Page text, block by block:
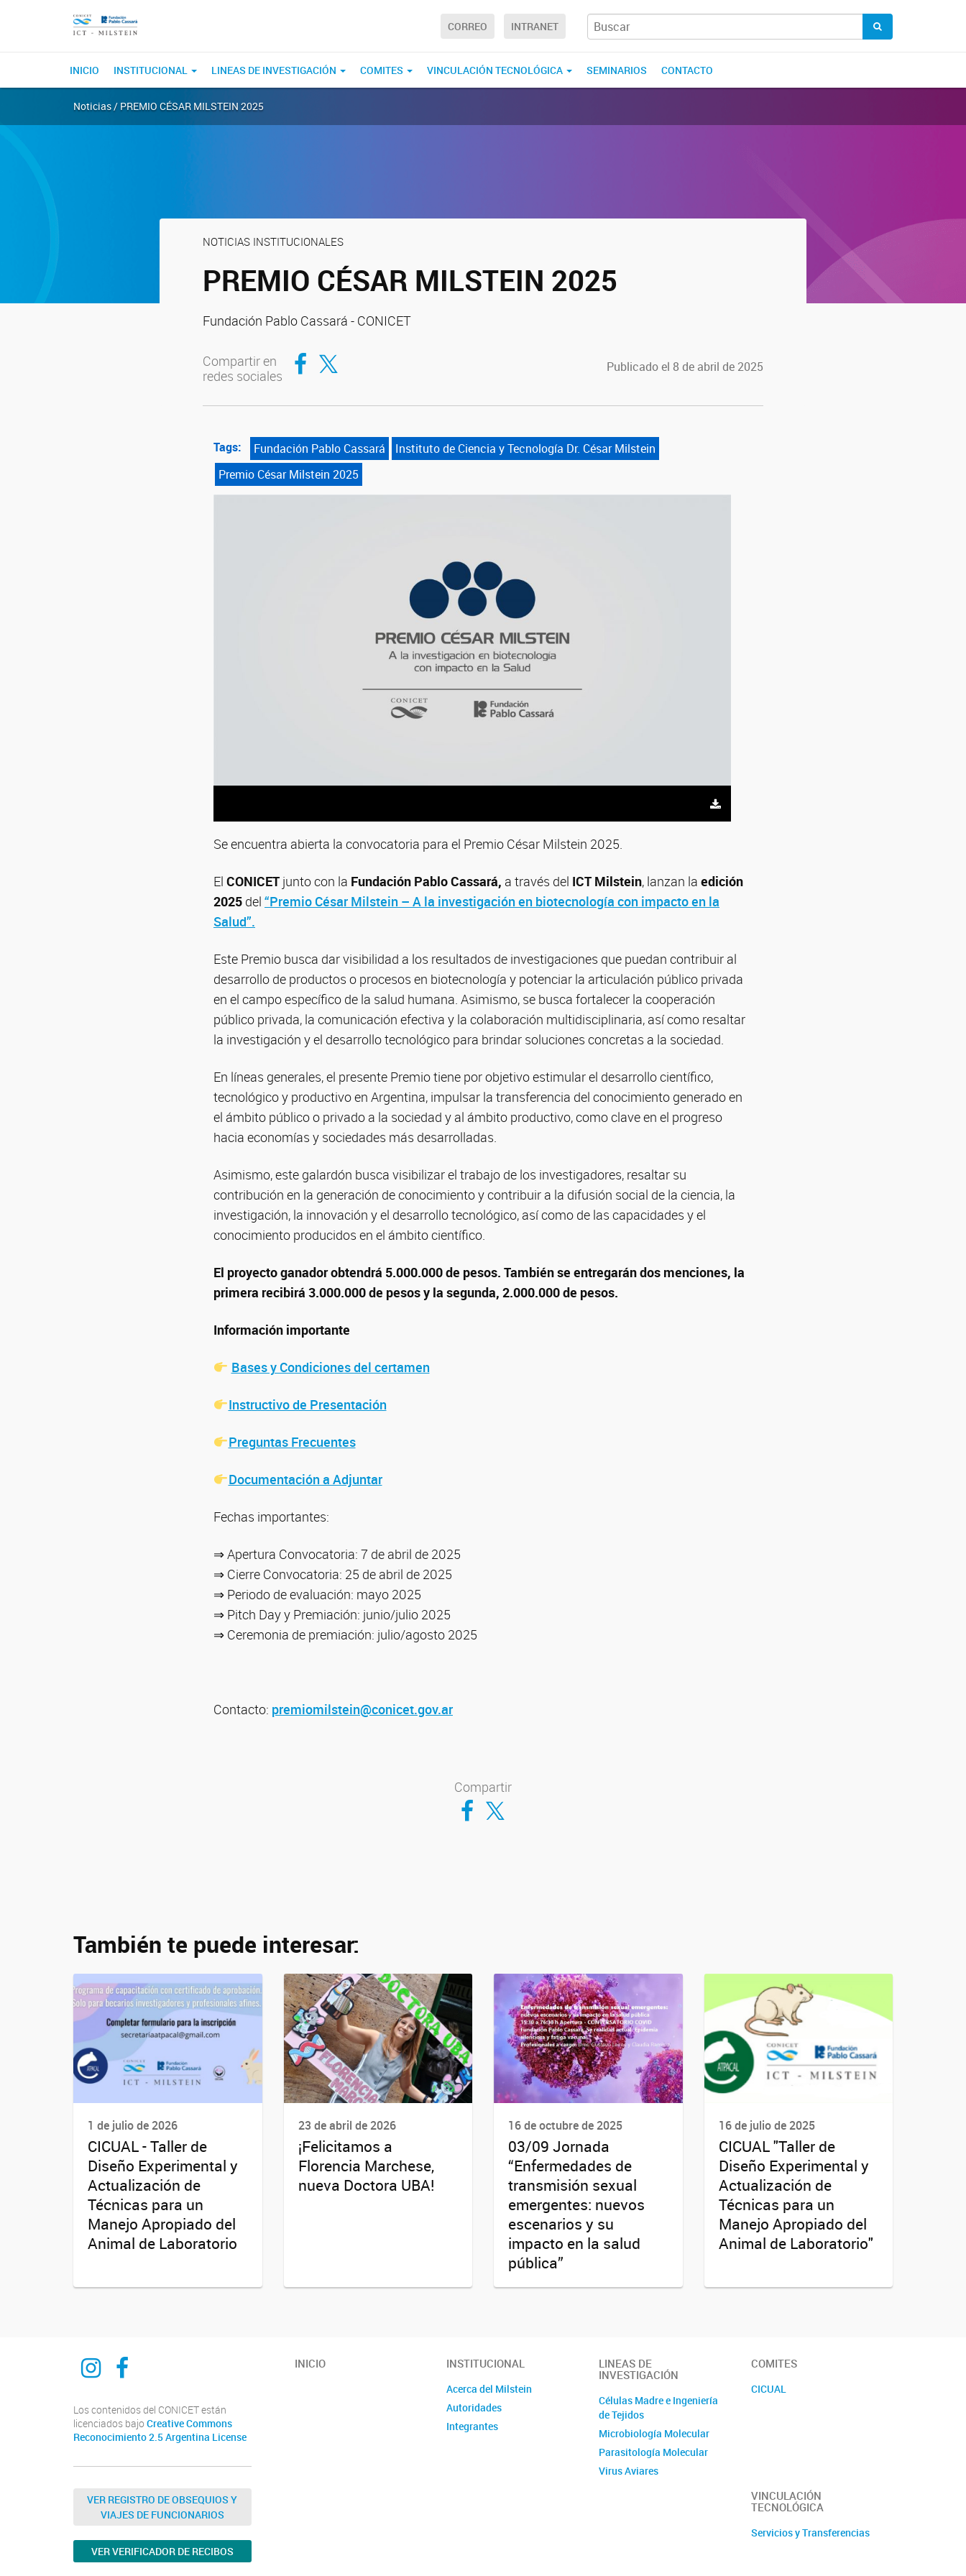
CORREO INTRANET
INICIO INSTITUCIONAL LINEAS DE INVESTIGACIÓN COMITES VINCULACIÓN TECNOLÓGICA SEMINARIOS CONTACTO
Noticias / PREMIO CÉSAR MILSTEIN 2025
NOTICIAS INSTITUCIONALES
PREMIO CÉSAR MILSTEIN 2025
Fundación Pablo Cassará - CONICET
Compartir en
redes sociales
Compartir en Facebook
Compartir en Twitter Publicado el 8 de abril de 2025
Tags: Fundación Pablo Cassará
Instituto de Ciencia y Tecnología Dr. César Milstein
Premio César Milstein 2025
Se encuentra abierta la convocatoria para el Premio César Milstein 2025.
El CONICET junto con la Fundación Pablo Cassará, a través del ICT Milstein, lanzan la edición
2025 del “Premio César Milstein – A la investigación en biotecnología con impacto en la
Salud”.
Este Premio busca dar visibilidad a los resultados de investigaciones que puedan contribuir al
desarrollo de productos o procesos en biotecnología y potenciar la articulación público privada
en el campo específico de la salud humana. Asimismo, se busca fortalecer la cooperación
público privada, la comunicación efectiva y la colaboración multidisciplinaria, así como resaltar
la investigación y el desarrollo tecnológico para brindar soluciones concretas a la sociedad.
En líneas generales, el presente Premio tiene por objetivo estimular el desarrollo científico,
tecnológico y productivo en Argentina, impulsar la transferencia del conocimiento generado en
el ámbito público o privado a la sociedad y al ámbito productivo, como clave en el progreso
hacia economías y sociedades más desarrolladas.
Asimismo, este galardón busca visibilizar el trabajo de los investigadores, resaltar su
contribución en la generación de conocimiento y contribuir a la difusión social de la ciencia, la
investigación, la innovación y el desarrollo tecnológico, así como de las capacidades y el
conocimiento producidos en el ámbito científico.
El proyecto ganador obtendrá 5.000.000 de pesos. También se entregarán dos menciones, la
primera recibirá 3.000.000 de pesos y la segunda, 2.000.000 de pesos.
Información importante
Bases y Condiciones del certamen
Instructivo de Presentación
Preguntas Frecuentes
Documentación a Adjuntar
Fechas importantes:
⇒ Apertura Convocatoria: 7 de abril de 2025
⇒ Cierre Convocatoria: 25 de abril de 2025
⇒ Periodo de evaluación: mayo 2025
⇒ Pitch Day y Premiación: junio/julio 2025
⇒ Ceremonia de premiación: julio/agosto 2025
Contacto: premiomilstein@conicet.gov.ar
Compartir
Compartir en Facebook
Compartir en Twitter
También te puede interesar:
1 de julio de 2026
CICUAL - Taller de
Diseño Experimental y
Actualización de
Técnicas para un
Manejo Apropiado del
Animal de Laboratorio
23 de abril de 2026
¡Felicitamos a
Florencia Marchese,
nueva Doctora UBA!
16 de octubre de 2025
03/09 Jornada
“Enfermedades de
transmisión sexual
emergentes: nuevos
escenarios y su
impacto en la salud
pública”
16 de julio de 2025
CICUAL "Taller de
Diseño Experimental y
Actualización de
Técnicas para un
Manejo Apropiado del
Animal de Laboratorio"
Instagram
Facebook
Los contenidos del CONICET están
licenciados bajo Creative Commons
Reconocimiento 2.5 Argentina License
VER REGISTRO DE OBSEQUIOS Y
VIAJES DE FUNCIONARIOS
VER VERIFICADOR DE RECIBOS
INICIO INSTITUCIONAL
Acerca del Milstein
Autoridades
Integrantes
LINEAS DE
INVESTIGACIÓN
Células Madre e Ingeniería
de Tejidos
Microbiología Molecular
Parasitología Molecular
Virus Aviares
COMITES
CICUAL
VINCULACIÓN
TECNOLÓGICA
Servicios y Transferencias